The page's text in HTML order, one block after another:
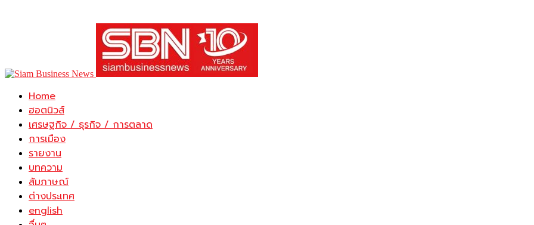
Home
ฮอตนิวส์
เศรษฐกิจ / ธุรกิจ / การตลาด
การเมือง
รายงาน
บทความ
สัมภาษณ์
ต่างประเทศ
english